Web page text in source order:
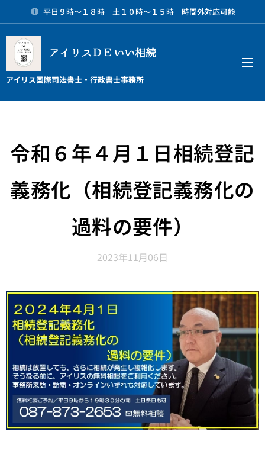
平日９時～１８時 土１０時～１５時 時間外対応可能
アイリスＤＥいい相続
アイリス国際司法書士・行政書士事務所
令和６年４月１日相続登記
義務化（相続登記義務化の
過料の要件）
2023年11月06日